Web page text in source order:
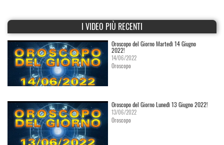
I VIDEO PIÙ RECENTI
Oroscopo del Giorno Martedì 14 Giugno
2022!
14/06/2022
Oroscopo
Oroscopo del Giorno Lunedì 13 Giugno 2022!
13/06/2022
Oroscopo